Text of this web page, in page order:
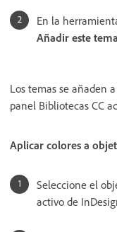
En la
Añadir este
Los temas se añaden
panel Bibliotecas CC
Aplicar colores a
Seleccione el
activo de